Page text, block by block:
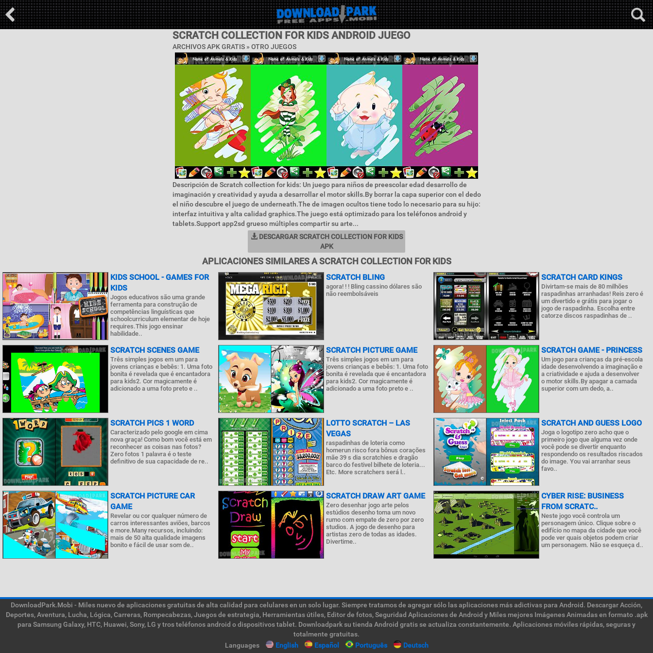
SCRATCH COLLECTION FOR KIDS ANDROID JUEGO
ARCHIVOS APK GRATIS » OTRO JUEGOS
Descripción de Scratch collection for kids: Un juego para niños de preescolar edad desarrollo de
imaginación y creatividad y ayuda a desarrollar el motor skills.By borrar la capa superior con el dedo
el niño descubre el juego de underneath.The de imagen ocultos tiene todo lo necesario para su hijo:
interfaz intuitiva y alta calidad graphics.The juego está optimizado para los teléfonos android y
tablets.Support app2sd grueso múltiples compartir su arte...
DESCARGAR SCRATCH COLLECTION FOR KIDS
APK
APLICACIONES SIMILARES A SCRATCH COLLECTION FOR KIDS
KIDS SCHOOL - GAMES FOR
KIDS
Jogos educativos são uma grande
ferramenta para construção de
competências linguísticas que
schoolcurriculum elementar de hoje
requires.This jogo ensinar
habilidade..
SCRATCH BLING
agora! ! ! Bling cassino dólares são
não reembolsáveis
SCRATCH CARD KINGS
Divirtam-se mais de 80 milhões
raspadinhas arranhadas! Reis zero é
um divertido e grátis para jogar o
jogo de raspadinha. Escolha entre
catorze discos raspadinhas de ..
SCRATCH SCENES GAME
Três simples jogos em um para
jovens crianças e bebês: 1. Uma foto
bonita é revelada que é encantadora
para kids2. Cor magicamente é
adicionado a uma foto preto e ..
SCRATCH PICTURE GAME
Três simples jogos em um para
jovens crianças e bebês: 1. Uma foto
bonita é revelada que é encantadora
para kids2. Cor magicamente é
adicionado a uma foto preto e ..
SCRATCH GAME - PRINCESS
Um jogo para crianças da pré-escola
idade desenvolvendo a imaginação e
a criatividade e ajuda a desenvolver
o motor skills.By apagar a camada
superior com um dedo, a..
SCRATCH PICS 1 WORD
Caracterizado pelo google em cima
nova graça! Como bom você está em
reconhecer as coisas nas fotos?
Zero fotos 1 palavra é o teste
definitivo de sua capacidade de re..
LOTTO SCRATCH – LAS
VEGAS
raspadinhas de loteria como
homerun risco fora bônus corações
mãe 39 s dia scratchies e dragão
barco do festivel bilhete de loteria...
Etc. More scratchers será l..
SCRATCH AND GUESS LOGO
Joga o logotipo zero acho que o
primeiro jogo que alguma vez onde
você pode se divertir enquanto
respondendo os resultados riscados
do image. You vai arranhar seus
favo..
SCRATCH PICTURE CAR
GAME
Revelar ou cor qualquer número de
carros interessantes aviões, barcos
e more.Many recursos, incluindo:
mais de 50 alta qualidade imagens
bonito e fácil de usar som de..
SCRATCH DRAW ART GAME
Zero desenhar jogo arte pelos
estúdios desenho toma um novo
rumo com empate de zero por zero
studios. A jogo de desenho para
artistas zero de todas as idades.
Divertime..
CYBER RISE: BUSINESS
FROM SCRATC..
Neste jogo você controla um
personagem único. Clique sobre o
edifício no mapa da cidade que você
pode ver quais objetos podem criar
um personagem. Não se esqueça d..
DownloadPark.Mobi - Miles nuevo de aplicaciones gratuitas de alta calidad para celulares en un solo lugar. Siempre tratamos de agregar sólo las aplicaciones más adictivas para Android. Descargar Acción,
Deportes, Aventura, Lucha, Lógica, Carreras, Rompecabezas, Juegos de estrategia, Herramientas útiles, Editor de fotos, Seguridad Aplicaciones de Android y Miles mejores Imágenes Animadas en formato .apk
para Samsung Galaxy, HTC, Huawei, Sony, LG y tros teléfonos android o dispositivos tablet. Downloadpark su tienda Android gratis se actualiza constantemente. Aplicaciones móviles rápidas, seguras y
totalmente gratuitas.
Languages
English Español Português
Deutsch